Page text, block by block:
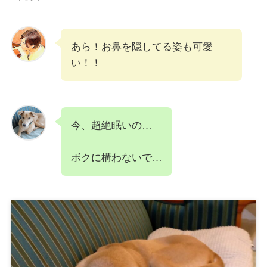
あら！お鼻を隠してる姿も可愛
い！！
今、超絶眠いの…
ボクに構わないで…